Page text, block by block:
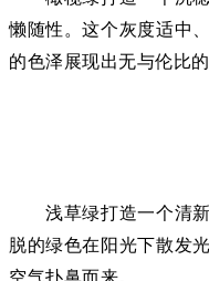
懒随性。这个灰度适中
的色泽展现出无与伦比的
浅草绿打造一个清新
脱的绿色在阳光下散发
空气扑鼻而来。